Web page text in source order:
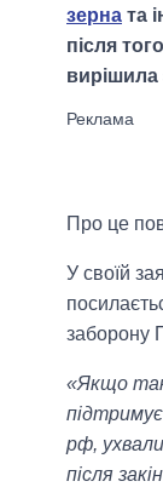
зерна та
після
Про це
У своїй
заборону
«Якщо
рф,
після